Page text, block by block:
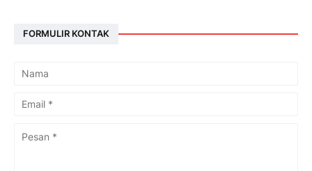
FORMULIR KONTAK